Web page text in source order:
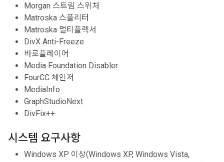
Morgan 스트림 스위처
Matroska 스플리터
Matroska 멀티플렉서
DivX Anti-Freeze
바로플레이어
Media Foundation Disabler
FourCC 체인저
MediaInfo
GraphStudioNext
DivFix++
시스템 요구사항
Windows XP 이상(Windows XP, Windows Vista,